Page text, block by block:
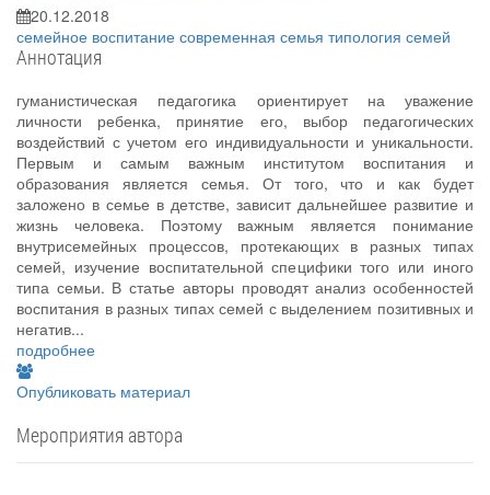
20.12.2018
семейное воспитание современная семья типология семей
Аннотация
гуманистическая педагогика ориентирует на уважение
личности ребенка, принятие его, выбор педагогических
воздействий с учетом его индивидуальности и уникальности.
Первым и самым важным институтом воспитания и
образования является семья. От того, что и как будет
заложено в семье в детстве, зависит дальнейшее развитие и
жизнь человека. Поэтому важным является понимание
внутрисемейных процессов, протекающих в разных типах
семей, изучение воспитательной специфики того или иного
типа семьи. В статье авторы проводят анализ особенностей
воспитания в разных типах семей с выделением позитивных и
негатив...
подробнее
Опубликовать материал
Мероприятия автора